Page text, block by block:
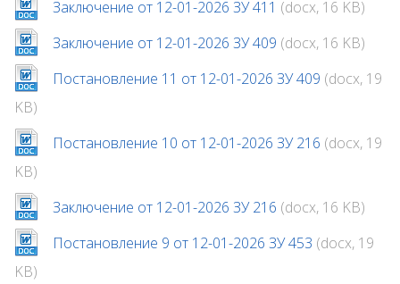
Заключение от 12-01-2026 ЗУ 411 (docx, 16 KB)
Заключение от 12-01-2026 ЗУ 409 (docx, 16 KB)
Постановление 11 от 12-01-2026 ЗУ 409 (docx, 19
KB)
Постановление 10 от 12-01-2026 ЗУ 216 (docx, 19
KB)
Заключение от 12-01-2026 ЗУ 216 (docx, 16 KB)
Постановление 9 от 12-01-2026 ЗУ 453 (docx, 19
KB)